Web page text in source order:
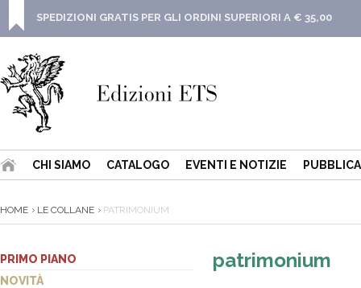
SPEDIZIONI GRATIS PER GLI ORDINI SUPERIORI A € 35,00
CHI SIAMO CATALOGO EVENTI E NOTIZIE
HOME LE COLLANE PATRIMONIUM
PRIMO PIANO
NOVITÀ
patrimonium